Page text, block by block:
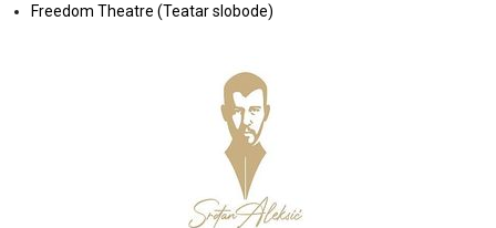
Freedom Theatre (Teatar slobode)